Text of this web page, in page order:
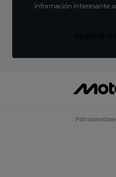
información interesante